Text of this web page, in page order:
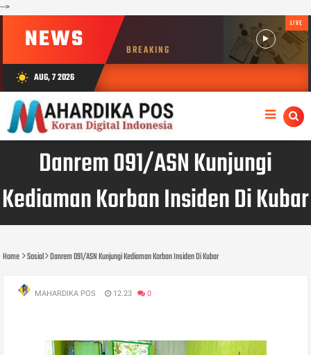
-->
NEWS BREAKING
LIVE
wb_sunny AUG, 7 2026
Danrem 091/ASN Kunjungi
Kediaman Korban Insiden Di Kubar
Home Sosial Danrem 091/ASN Kunjungi Kediaman Korban Insiden Di Kubar
MAHARDIKA POS 12.23 0